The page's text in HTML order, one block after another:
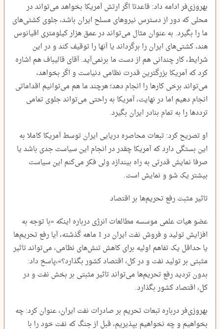
بهروزی‌فر ادامه داد: قاعدتا اگر ارتش آمریکا بخواهد می‌تواند در
محلی که دور از دسترس نیروهای مسلح ایران باشد، جلوی کشتی‌های
ما را بگیرد. به عنوان مثال می‌تواند در عمق هزار کیلومتری اقیانوس
هند، کشتی‌های ایران را برگرداند یا آنها را توقیف کند و در این
شرایط، کار چندانی هم از دست ما برنمی‌آید. آقای قالیباف هم اشاره
کرد که آمریکا بزرگترین قدرت نظامی دنیاست و اگر بخواهد،
می‌تواند برخی کارها را انجام دهد؛ هرچند ما هم می‌توانیم اقداماتی
انجام دهیم اما در نهایت، آمریکا به راحتی می‌تواند جلوی تمامی
ترددها را به تمام بنادر ایران بگیرد.
او تصریح کرد: تبعات محاصره دریایی ایران توسط آمریکا کاملا به
این بستگی دارد که آمریکا چقدر در انجام این سیاست جدی باشد یا
صرفا نمایش قدرتی به راه بیندازد ولی فکر می‌کنم این سیاست
بیشتر یک شو و نمایش است.
تاثیر مثبت رفع تحریم‌ها بر اقتصاد
عضو هیات علمی موسسه مطالعات انرژی درباره اینکه «با توجه به
افزایش تولید و فروش نفت ایران در 1 ماهه گذشته، آیا رفع تحریم‌ها
یا حداقل یک تفاهم اولیه برای کاهش تنش‌های نظامی، می‌تواند تاثیر
مثبتی بر تولید نفت و در کل، اقتصاد کشور بگذارد؟»،پاسخ داد:
بدون تردید رفع تحریم‌ها می‌تواند تاثیر مثبتی بر بخش نفت و در
کل، اقتصاد کشور بگذارد.
بهروزی‌فر درباره تبعات تحریم بر صادرات نفت ایران، عنوان کرد: چه
بخواهیم و چه نخواهیم بپذیریم، قبل از جنگ که نفت خود را با